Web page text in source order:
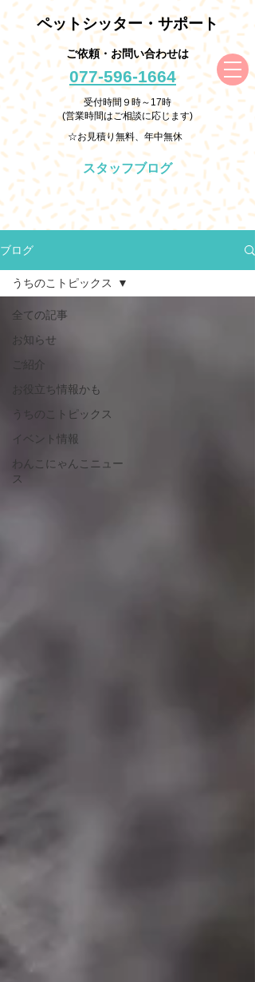
ペットシッター・サポート
ご依頼・お問い合わせは
077-596-1664
受付時間９時～17時
(営業時間はご相談に応じます)
☆お見積り無料、年中無休
スタッフブログ
ブログ
全ての記事
お知らせ
ご紹介
お役立ち情報かも
うちのこトピックス
イベント情報
わんこにゃんこニュー
ス
うちのこトピックス